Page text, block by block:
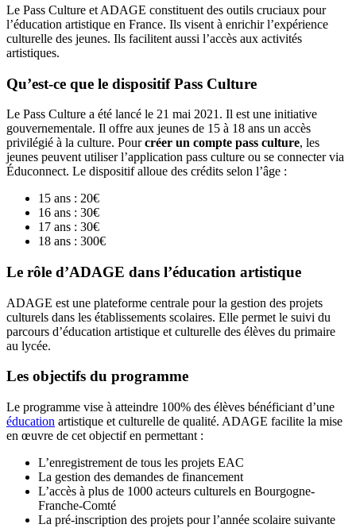
Le Pass Culture et ADAGE constituent des outils cruciaux pour
l’éducation artistique en France. Ils visent à enrichir l’expérience
culturelle des jeunes. Ils facilitent aussi l’accès aux activités
artistiques.
Qu’est-ce que le dispositif Pass Culture
Le Pass Culture a été lancé le 21 mai 2021. Il est une initiative
gouvernementale. Il offre aux jeunes de 15 à 18 ans un accès
privilégié à la culture. Pourcréer un compte pass culture, les
jeunes peuvent utiliser l’application pass culture ou se connecter via
Éduconnect. Le dispositif alloue des crédits selon l’âge :
15 ans : 20€
16 ans : 30€
17 ans : 30€
18 ans : 300€
Le rôle d’ADAGE dans l’éducation artistique
ADAGE est une plateforme centrale pour la gestion des projets
culturels dans les établissements scolaires. Elle permet le suivi du
parcours d’éducation artistique et culturelle des élèves du primaire
au lycée.
Les objectifs du programme
Le programme vise à atteindre 100% des élèves bénéficiant d’une
éducation artistique et culturelle de qualité. ADAGE facilite la mise
en œuvre de cet objectif en permettant :
L’enregistrement de tous les projets EAC
La gestion des demandes de financement
L’accès à plus de 1000 acteurs culturels en Bourgogne-
Franche-Comté
La pré-inscription des projets pour l’année scolaire suivante